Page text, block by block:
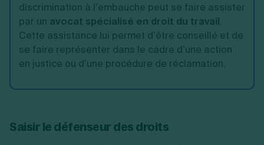
discrimination à l’embauche peut se faire assister
par un avocat spécialisé en droit du travail.
Cette assistance lui permet d’être conseillé et de
se faire représenter dans le cadre d’une action
en justice ou d’une procédure de réclamation.
Saisir le défenseur des droits